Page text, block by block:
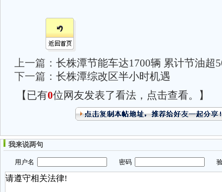
上一篇： 长株潭节能车达1700辆 累计节油超
下一篇： 长株潭综改区半小时机遇
【已有0位网友发表了看法，点击查看。】
我来说两句
用户名 密码 验